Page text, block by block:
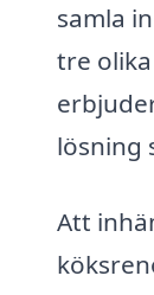
samla
tre
lösning
Att